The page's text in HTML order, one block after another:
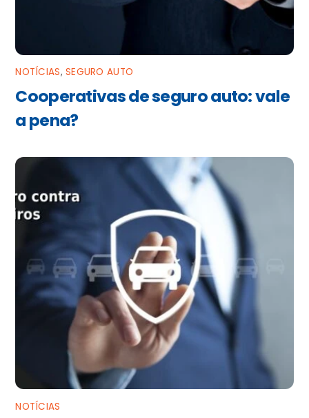
NOTÍCIAS,SEGURO AUTO
Cooperativas de seguro auto: vale
a pena?
NOTÍCIAS